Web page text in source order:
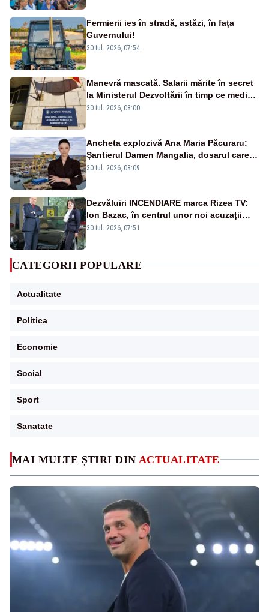
MAI MULTE ȘTIRI DIN ACTUALITATE
Fermierii ies în stradă, astăzi, în fața
Guvernului!
30 iul. 2026, 07:54
Manevră mascată. Salarii mărite în secret
la Ministerul Dezvoltării în timp ce medicii
ies în stradă
30 iul. 2026, 08:00
Ancheta explozivă Ana Maria Păcuraru:
Șantierul Damen Mangalia, dosarul care
scufundă apărarea României
30 iul. 2026, 08:09
Dezvăluiri INCENDIARE marca Rizea TV:
Ion Bazac, în centrul unor noi acuzații
publice
30 iul. 2026, 07:51
CATEGORII POPULARE
Actualitate
Politica
Economie
Social
Sport
Sanatate